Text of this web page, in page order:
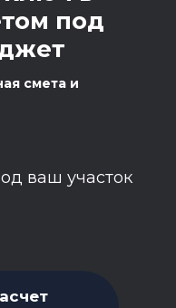
смета и
под
ваш участок